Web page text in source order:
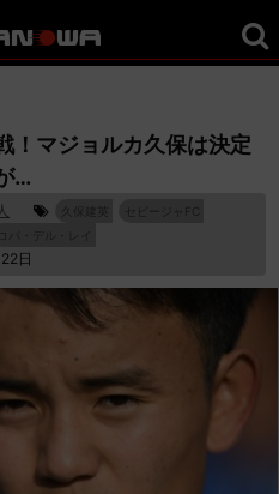
！マジョルカ久保は決定
…
久保建英
日